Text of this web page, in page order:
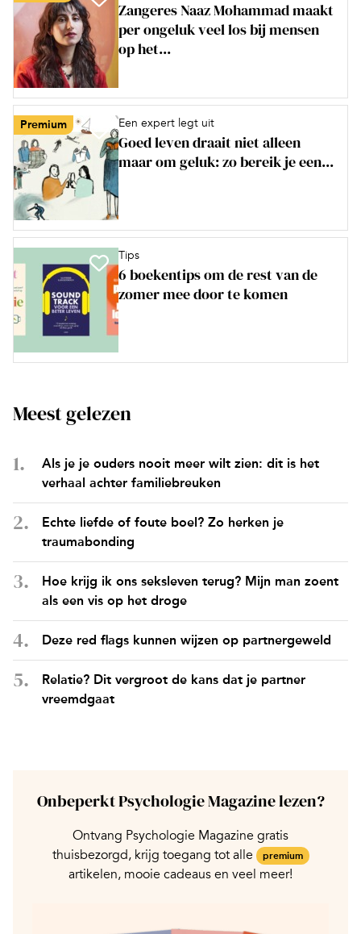
Zangeres Naaz Mohammad maakt
per ongeluk veel los bij mensen
op het...
Premium Een expert legt uit
Goed leven draait niet alleen
maar om geluk: zo bereik je een...
Tips
6 boekentips om de rest van de
zomer mee door te komen
Meest gelezen
Als je je ouders nooit meer wilt zien: dit is het
verhaal achter familiebreuken
Echte liefde of foute boel? Zo herken je
traumabonding
Hoe krijg ik ons seksleven terug? Mijn man zoent
als een vis op het droge
Deze red flags kunnen wijzen op partnergeweld
Relatie? Dit vergroot de kans dat je partner
vreemdgaat
Onbeperkt Psychologie Magazine lezen?
Ontvang Psychologie Magazine gratis
thuisbezorgd, krijg toegang tot alle
premium
artikelen, mooie cadeaus en veel meer!